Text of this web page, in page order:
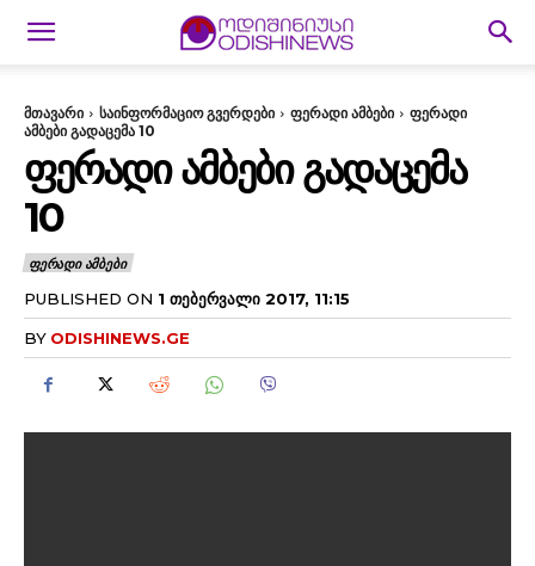
მთავარი საინფორმაციო გვერდები ფერადი ამბები
ფერადი
ამბები გადაცემა 10
ᲤᲔᲠᲐᲓᲘ ᲐᲛᲑᲔᲑᲘ ᲒᲐᲓᲐᲪᲔᲛᲐ
10
ᲤᲔᲠᲐᲓᲘ ᲐᲛᲑᲔᲑᲘ
PUBLISHED ON 1 ᲗᲔᲑᲔᲠᲕᲐᲚᲘ 2017, 11:15
BY ODISHINEWS.GE